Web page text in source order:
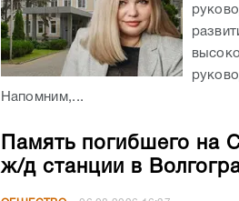
Напомним,...
Память погибшего на
ж/д станции в